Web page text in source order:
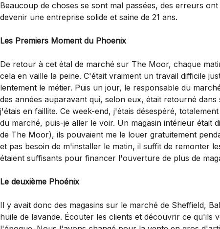
Beaucoup de choses se sont mal passées, des erreurs
devenir une entreprise solide et saine de 21 ans.
Les Premiers Moment du Phoenix
De retour à cet étal de marché sur The Moor, chaque
cela en vaille la peine. C'était vraiment un travail difficile
lentement le métier. Puis un jour, le responsable du
des années auparavant qui, selon eux, était retourné
j'étais en faillite. Ce week-end, j'étais désespéré,
du marché, puis-je aller le voir. Un magasin intérieur
de The Moor), ils pouvaient me le louer gratuitement
et pas besoin de m'installer le matin, il suffit de remonter
étaient suffisants pour financer l'ouverture de plus de
Le deuxième Phoénix
Il y avait donc des magasins sur le marché de Sheffield,
huile de lavande. Écouter les clients et découvrir ce qu'ils